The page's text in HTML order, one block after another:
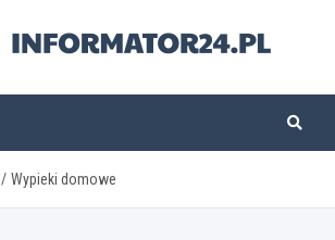
Wypieki domowe